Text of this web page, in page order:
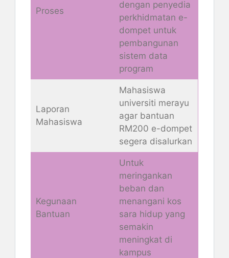
Proses
dengan penyedia
perkhidmatan e-
dompet untuk
pembangunan
sistem data
program
Laporan
Mahasiswa
Mahasiswa
universiti merayu
agar bantuan
RM200 e-dompet
segera disalurkan
Kegunaan
Bantuan
Untuk
meringankan
beban dan
menangani kos
sara hidup yang
semakin
meningkat di
kampus